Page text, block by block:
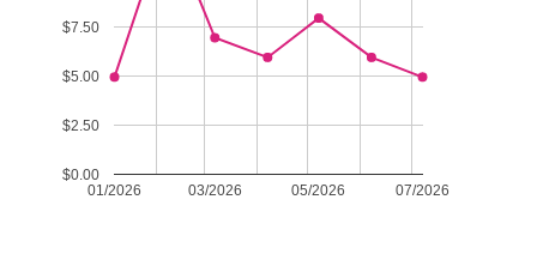
01/2026 03/2026 05/2026 07/2026
$0.00
$2.50
$5.00
$7.50